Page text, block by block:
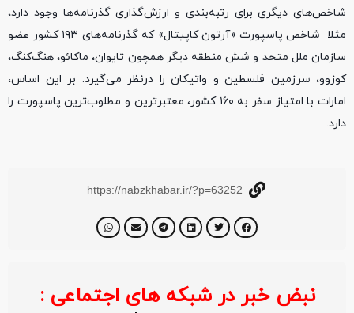
شاخص‌های دیگری برای رتبه‌بندی و ارزش‌گذاری گذرنامه‌ها وجود دارد،
مثلا شاخص پاسپورت «آرتون کاپیتال» که گذرنامه‌های ۱۹۳ کشور عضو
سازمان ملل متحد و شش منطقه دیگر همچون تایوان، ماکائو، هنگ‌کنگ،
کوزوو، سرزمین فلسطین و واتیکان را درنظر می‌گیرد. بر این اساس،
امارات با امتیاز سفر به ۱۶۰ کشور، معتبرترین و مطلوب‌ترین پاسپورت را
دارد.
https://nabzkhabar.ir/?p=63252
نبض خبر در شبکه های اجتماعی :